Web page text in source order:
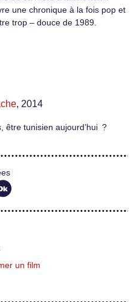
une chronique à la fois pop et
trop – douce de 1989.
, 2014
être tunisien aujourd’hui ?
un film